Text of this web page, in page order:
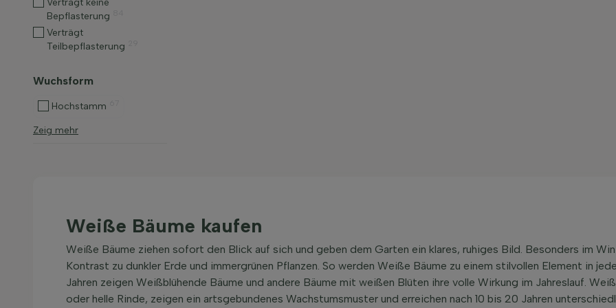
Verträgt keine
Bepflasterung
Verträgt
Teilbepflasterung
Wuchsform
Hochstamm
Zeig mehr
Weiße Bäume kaufen
Weiße Bäume ziehen sofort den Blick auf sich und geben dem Garten ein klares, ruhiges Bild. Besonders im
Kontrast zu dunkler Erde und immergrünen Pflanzen. So werden Weiße Bäume zu einem stilvollen Element in
Jahren zeigen Weißblühende Bäume und andere Bäume mit weißen Blüten ihre volle Wirkung im Jahreslauf.
oder helle Rinde, zeigen ein artsgebundenes Wachstumsmuster und erreichen nach 10 bis 20 Jahren